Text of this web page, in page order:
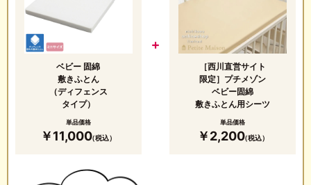
ベビー 固綿
敷きふとん
（ディフェンス
タイプ）
単品価格
￥11,000（税込）
［西川直営サイト
限定］プチメゾン
ベビー固綿
敷きふとん用シーツ
単品価格
￥2,200（税込）